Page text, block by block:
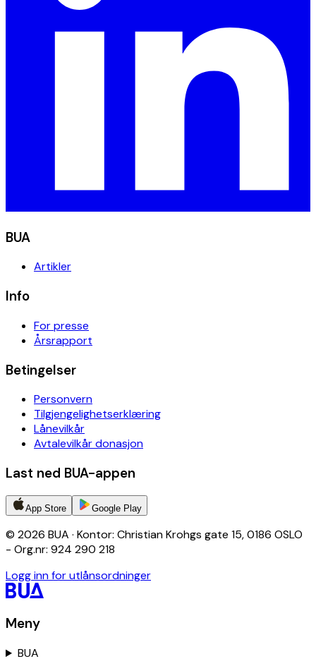
BUA
Artikler
Info
For presse
Årsrapport
Betingelser
Personvern
Tilgjengelighetserklæring
Lånevilkår
Avtalevilkår donasjon
Last ned BUA-appen
App Store Google Play
© 2026 BUA · Kontor: Christian Krohgs gate 15, 0186 OSLO
- Org.nr: 924 290 218
Logg inn for utlånsordninger
Meny
BUA